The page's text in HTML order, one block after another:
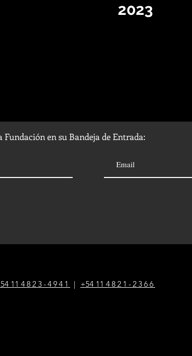
2023
en su Bandeja de Entrada:
1 1 4823-4941 | +54 1 1 4821-2366